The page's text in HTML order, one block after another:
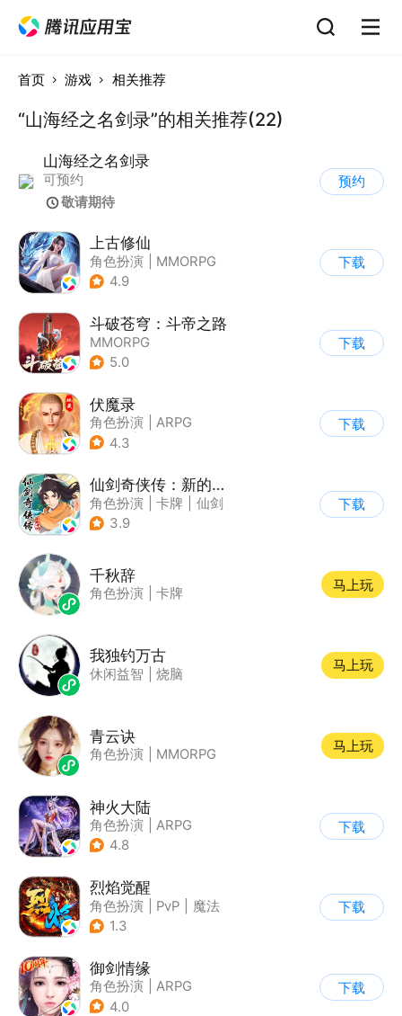
首页 游戏 相关推荐
“山海经之名剑录”的相关推荐(22)
山海经之名剑录
可预约
敬请期待
预约
上古修仙
角色扮演
MMORPG
| 仙侠
4.9
下载
斗破苍穹：斗帝之路
MMORPG
5.0
下载
伏魔录
角色扮演
ARPG
| 仙侠
4.3
下载
仙剑奇侠传：新的开始
角色扮演 卡牌
仙剑
| 剧情
3.9
下载
千秋辞
角色扮演 卡牌
马上玩
我独钓万古
休闲益智 烧脑
马上玩
青云诀
角色扮演 MMORPG
马上玩
神火大陆
角色扮演
ARPG
| 奇幻
4.8
下载
烈焰觉醒
角色扮演 PvP
魔法
| 烧脑
1.3
下载
御剑情缘
角色扮演
ARPG
| 仙侠
4.0
下载